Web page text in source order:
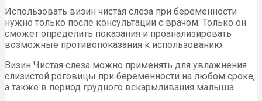
Использовать визин чистая слеза при беременности
нужно только после консультации с врачом. Только он
сможет определить показания и проанализировать
возможные противопоказания к использованию.
Визин Чистая слеза можно применять для увлажнения
слизистой роговицы при беременности на любом сроке,
а также в период грудного вскармливания малыша.